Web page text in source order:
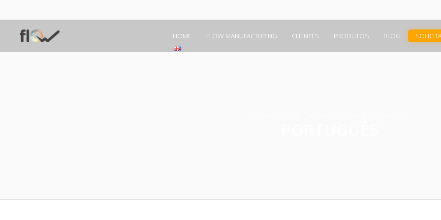
HOME FLOW MANUFACTURING CLIENTES PRODUTOS BLOG